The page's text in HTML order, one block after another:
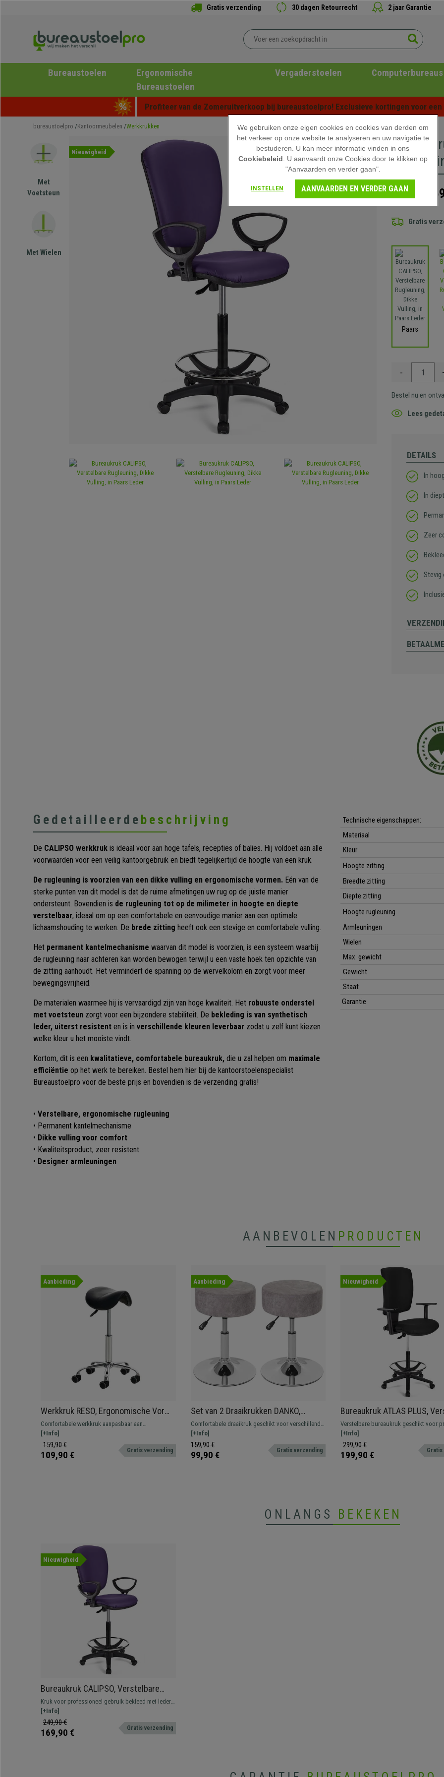
Gratis verzending 30 dagen Retourrecht 2 jaar Garantie
Bureaustoelen
Ergonomische
Bureaustoelen
Vergaderstoelen Computerbureaus
Profiteer van de Zomeruitverkoop bij bureaustoelpro! Exclusieve kortingen voor
bureaustoelpro Kantoormeubelen Werkkrukken
Met
Voetsteun
Met Wielen
Nieuwigheid
249,90 €
Gratis
Paars
-
Bestel nu en
Lees
DETAILS
In
In
Zeer
Stevig
Gedetailleerde beschrijving
De CALIPSO werkkruk is ideaal voor aan hoge tafels, recepties of balies. Hij voldoet aan alle
voorwaarden voor een veilig kantoorgebruik en biedt tegelijkertijd de hoogte van een kruk.
De rugleuning is voorzien van een dikke vulling en ergonomische vormen. Eén van de
sterke punten van dit model is dat de ruime afmetingen uw rug op de juiste manier
ondersteunt. Bovendien is de rugleuning tot op de milimeter in hoogte en diepte
verstelbaar, ideaal om op een comfortabele en eenvoudige manier aan een optimale
lichaamshouding te werken. De brede zitting heeft ook een stevige en comfortabele vulling.
Het permanent kantelmechanisme waarvan dit model is voorzien, is een systeem waarbij
de rugleuning naar achteren kan worden bewogen terwijl u een vaste hoek ten opzichte van
de zitting aanhoudt. Het vermindert de spanning op de wervelkolom en zorgt voor meer
bewegingsvrijheid.
De materialen waarmee hij is vervaardigd zijn van hoge kwaliteit. Het robuuste onderstel
met voetsteun zorgt voor een bijzondere stabiliteit. De bekleding is van synthetisch
leder, uiterst resistent en is in verschillende kleuren leverbaar zodat u zelf kunt kiezen
welke kleur u het mooiste vindt.
Kortom, dit is een kwalitatieve, comfortabele bureaukruk, die u zal helpen om maximale
efficiëntie op het werk te bereiken. Bestel hem hier bij de kantoorstoelenspecialist
Bureaustoelpro voor de beste prijs en bovendien is de verzending gratis!
• Verstelbare, ergonomische rugleuning
• Permanent kantelmechanisme
• Dikke vulling voor comfort
• Kwaliteitsproduct, zeer resistent
• Designer armleuningen
Technische eigenschappen:
Materiaal
Kleur
Hoogte zitting
Breedte zitting
Diepte zitting
Hoogte rugleuning
Armleuningen
Wielen
Max. gewicht
Gewicht
Staat
Garantie
AANBEVOLEN PRODUCTEN
Aanbieding
Werkkruk RESO, Ergonomische Vorm,
Dikke Vulling, Zwart Leder
Comfortabele werkkruk aanpasbaar aan
verschillende werkomgevingen. In hoogte
verstelbaar, 360° draaibare zitting en bekleed met
synthetisch leder.
[+Info]
159,90 €
109,90 € Gratis verzending
Aanbieding
Set van 2 Draaikrukken DANKO,
Draaibaar met Ronde Chrome Voet,
Grijs Vintage Leder
Comfortabele draaikruk geschikt voor verschillende
werkomgevingen. In hoogte verstelbaar, 360°
draaibare zitting en bekleed met synthetisch leder
[+Info]
159,90 €
99,90 € Gratis verzending
Nieuwigheid
Bureaukruk ATLAS PLUS,
rugleuning, Dikke Vulling, in
Leder
Verstelbare bureaukruk geschikt voor
gebruik. Robuust, resistent en
[+Info]
299,90 €
199,90 € Gratis
ONLANGS BEKEKEN
Nieuwigheid
Bureaukruk CALIPSO, Verstelbare
Rugleuning, Dikke Vulling, in Paars
Leder
Kruk voor professioneel gebruik bekleed met leder.
Verstelbaar, met voetsteun, resistent en
comfortabel.
[+Info]
249,90 €
169,90 € Gratis verzending
We gebruiken onze eigen cookies en cookies van derden om
het verkeer op onze website te analyseren en uw navigatie te
bestuderen. U kan meer informatie vinden in ons
Cookiebeleid . U aanvaardt onze Cookies door te klikken op
"Aanvaarden en verder gaan".
INSTELLEN AANVAARDEN EN VERDER GAAN